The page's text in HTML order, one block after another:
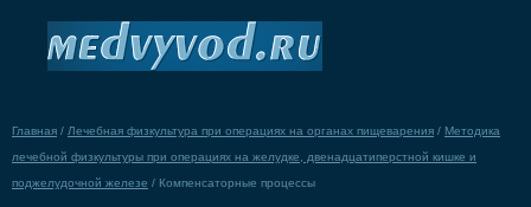
Главная / Лечебная физкультура при операциях на органах пищеварения / Методика
лечебной физкультуры при операциях на желудке, двенадцатиперстной кишке и
поджелудочной железе / Компенсаторные процессы